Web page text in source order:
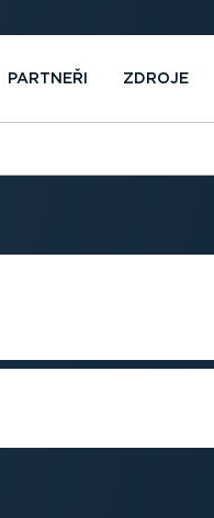
PARTNEŘI ZDROJE